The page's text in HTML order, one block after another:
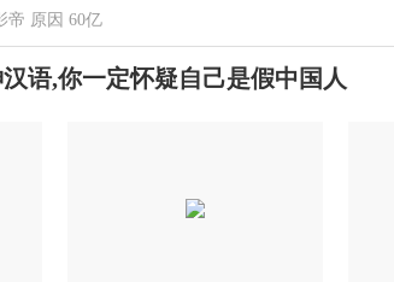
帝 原因 60亿
语,你一定怀疑自己是假中国人